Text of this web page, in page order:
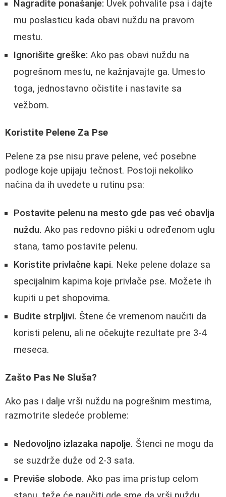
Nagradite ponašanje: Uvek pohvalite psa i dajte
mu poslasticu kada obavi nuždu na pravom
mestu.
Ignorišite greške: Ako pas obavi nuždu na
pogrešnom mestu, ne kažnjavajte ga. Umesto
toga, jednostavno očistite i nastavite sa
vežbom.
Koristite Pelene Za Pse
Pelene za pse nisu prave pelene, već posebne
podloge koje upijaju tečnost. Postoji nekoliko
načina da ih uvedete u rutinu psa:
Postavite pelenu na mesto gde pas već obavlja
nuždu. Ako pas redovno piški u određenom uglu
stana, tamo postavite pelenu.
Koristite privlačne kapi. Neke pelene dolaze sa
specijalnim kapima koje privlače pse. Možete ih
kupiti u pet shopovima.
Budite strpljivi. Štene će vremenom naučiti da
koristi pelenu, ali ne očekujte rezultate pre 3-4
meseca.
Zašto Pas Ne Sluša?
Ako pas i dalje vrši nuždu na pogrešnim mestima,
razmotrite sledeće probleme:
Nedovoljno izlazaka napolje. Štenci ne mogu da
se suzdrže duže od 2-3 sata.
Previše slobode. Ako pas ima pristup celom